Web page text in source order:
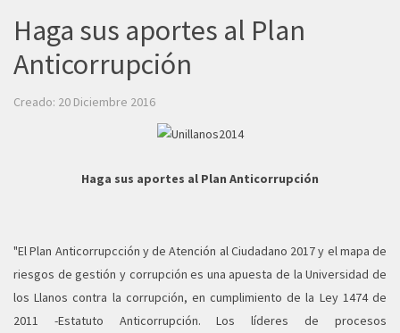
Haga sus aportes al Plan
Anticorrupción
Creado: 20 Diciembre 2016
Haga sus aportes al Plan Anticorrupción
"El Plan Anticorrupcción y de Atención al Ciudadano 2017 y el mapa de
riesgos de gestión y corrupción es una apuesta de la Universidad de
los Llanos contra la corrupción, en cumplimiento de la Ley 1474 de
2011 -Estatuto Anticorrupción. Los líderes de procesos